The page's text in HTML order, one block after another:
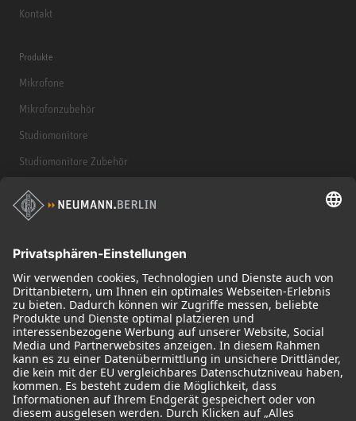
Kontakt
Produkte
Mikrofone
Mikrofonzubehör
Studiomonitore
Studiomonitore Zubehör
Kopfhörer
Historische Mikrofone